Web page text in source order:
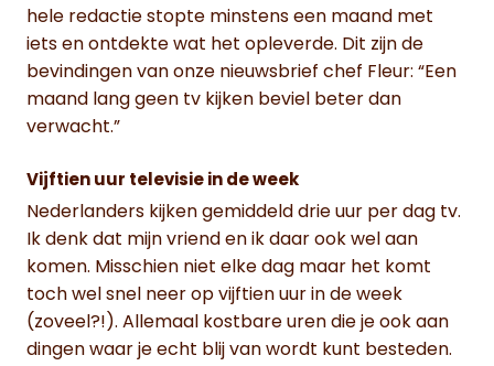
hele redactie stopte minstens een maand met
iets en ontdekte wat het opleverde. Dit zijn de
bevindingen van onze nieuwsbrief chef Fleur: “Een
maand lang geen tv kijken beviel beter dan
verwacht.”
Vijftien uur televisie in de week
Nederlanders kijken gemiddeld drie uur per dag tv.
Ik denk dat mijn vriend en ik daar ook wel aan
komen. Misschien niet elke dag maar het komt
toch wel snel neer op vijftien uur in de week
(zoveel?!). Allemaal kostbare uren die je ook aan
dingen waar je echt blij van wordt kunt besteden.